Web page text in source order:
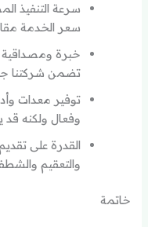
سرعة التنفيذ
سعر الخدمة
خبرة ومصداقية
تضمن شركتنا
توفير معدات
وفعال ولكنه قد
القدرة على
والتعقيم
خاتمة